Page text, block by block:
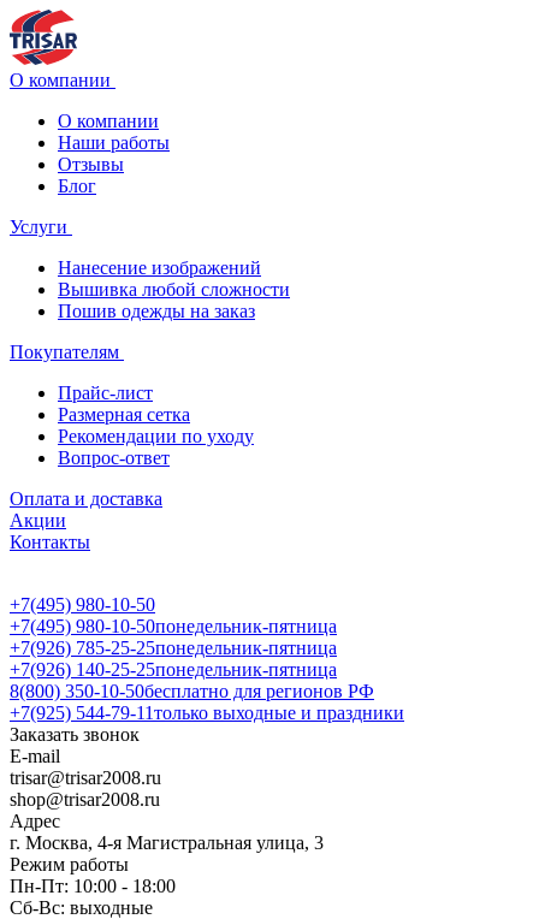
О компании
О компании
Наши работы
Отзывы
Блог
Услуги
Нанесение изображений
Вышивка любой сложности
Пошив одежды на заказ
Покупателям
Прайс-лист
Размерная сетка
Рекомендации по уходу
Вопрос-ответ
Оплата и доставка
Акции
Контакты
+7(495) 980-10-50
+7(495) 980-10-50понедельник-пятница
+7(926) 785-25-25понедельник-пятница
+7(926) 140-25-25понедельник-пятница
8(800) 350-10-50бесплатно для регионов РФ
+7(925) 544-79-11только выходные и праздники
Заказать звонок
E-mail
trisar@trisar2008.ru
shop@trisar2008.ru
Адрес
г. Москва, 4-я Магистральная улица, 3
Режим работы
Пн-Пт: 10:00 - 18:00
Сб-Вс: выходные